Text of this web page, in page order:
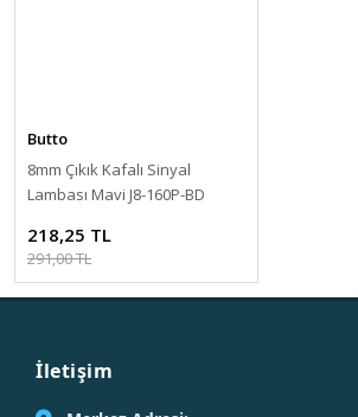
Butto
8mm Çıkık Kafalı Sinyal
Lambası Mavi J8-160P-BD
218,25 TL
291,00 TL
İletişim